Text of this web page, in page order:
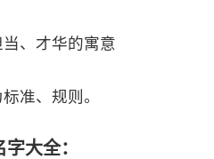
、才华的寓意
准、规则。
大全：